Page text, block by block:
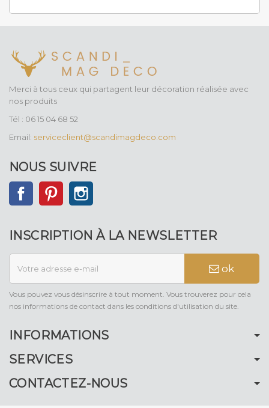
Merci à tous ceux qui partagent leur décoration réalisée avec
nos produits
Tél : 06 15 04 68 52
Email: serviceclient@scandimagdeco.com
NOUS SUIVRE
FacebookPinterest
INSCRIPTION À LA NEWSLETTER
ok
Vous pouvez vous désinscrire à tout moment. Vous trouverez pour cela
nos informations de contact dans les conditions d'utilisation du site.
INFORMATIONS
SERVICES
CONTACTEZ-NOUS